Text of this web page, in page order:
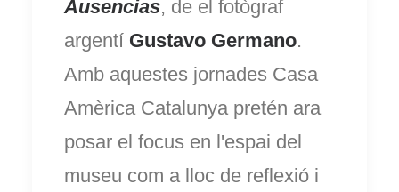
Ausencias, de el fotògraf
argentí Gustavo Germano.
Amb aquestes jornades Casa
Amèrica Catalunya pretén ara
posar el focus en l'espai del
museu com a lloc de reflexió i